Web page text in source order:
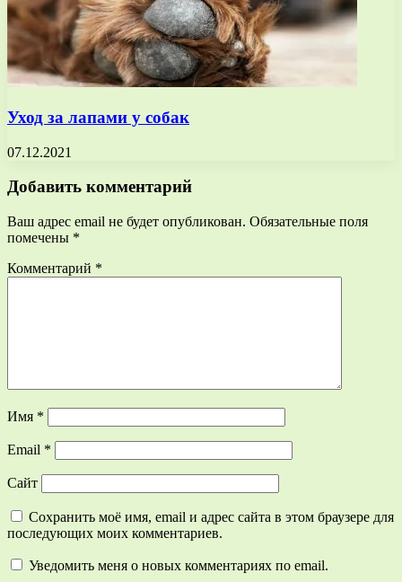
Уход за лапами у собак
07.12.2021
Добавить комментарий
Ваш адрес email не будет опубликован. Обязательные поля
помечены *
Комментарий *
Имя *
Email *
Сайт
Сохранить моё имя, email и адрес сайта в этом браузере для
последующих моих комментариев.
Уведомить меня о новых комментариях по email.